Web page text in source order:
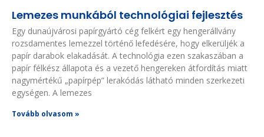
Lemezes munkából technológiai fejlesztés
Egy dunaújvárosi papírgyártó cég felkért egy hengerállvány
rozsdamentes lemezzel történő lefedésére, hogy elkerüljék a
papír darabok elakadását. A technológia ezen szakaszában a
papír félkész állapota és a vezető hengereken átfordítás miatt
nagymértékű „papírpép” lerakódás látható minden szerkezeti
egységen. A lemezes
Tovább olvasom »